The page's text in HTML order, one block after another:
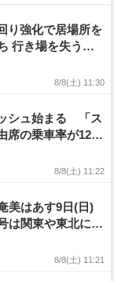
り強化で居場所を
行き場を失う中
通が合ってい
8/8(土) 11:30
シュ始まる 「ス
席の乗車率が120
Uターンラッシ
8/8(土) 11:22
美はあす9日(日)
は関東や東北に接
8/8(土) 11:21